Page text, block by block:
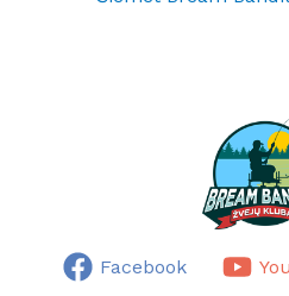
Facebook